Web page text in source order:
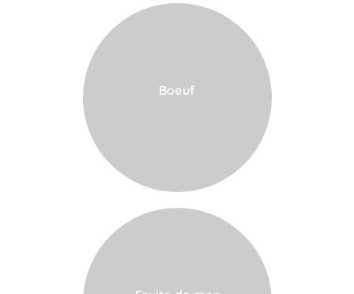
Boeuf
VOIR LA CARTE